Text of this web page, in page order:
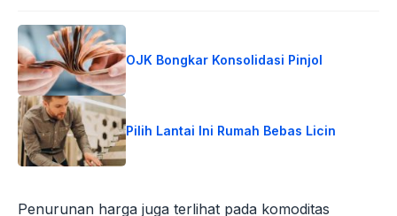
OJK Bongkar Konsolidasi Pinjol
Pilih Lantai Ini Rumah Bebas Licin
Penurunan harga juga terlihat pada komoditas